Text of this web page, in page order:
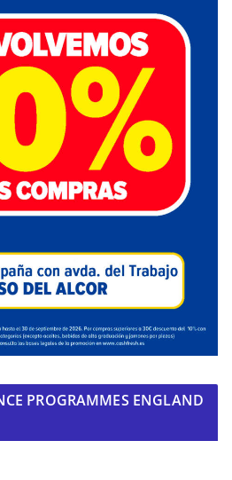
PROGRAMMES ENGLAND